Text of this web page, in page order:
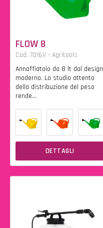
FLOW 8
Cod. 7016V - Agritools
Annaffiatoio da 8 lt dal design
moderno. Lo studio attento
della distribuzione del peso
rende...
DETTAGLI